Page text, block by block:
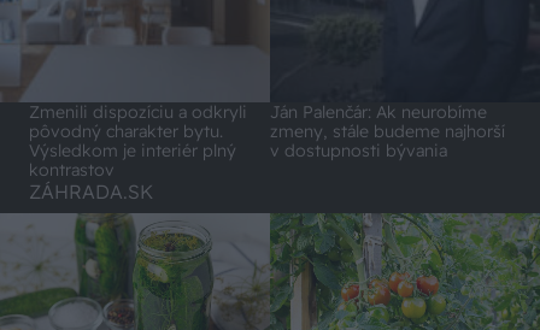
Zmenili dispozíciu a odkryli
pôvodný charakter bytu.
Výsledkom je interiér plný
kontrastov
Ján Palenčár: Ak neurobíme
zmeny, stále budeme najhorší
v dostupnosti bývania
ZÁHRADA.SK